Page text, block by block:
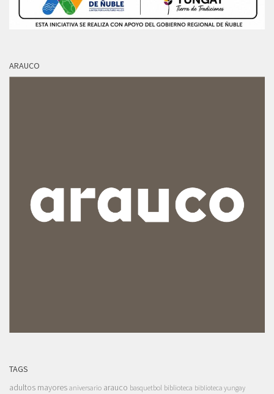
ARAUCO
TAGS
adultos mayores aniversario arauco basquetbol biblioteca biblioteca yungay